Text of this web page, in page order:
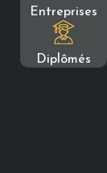
Entreprises
Diplômés